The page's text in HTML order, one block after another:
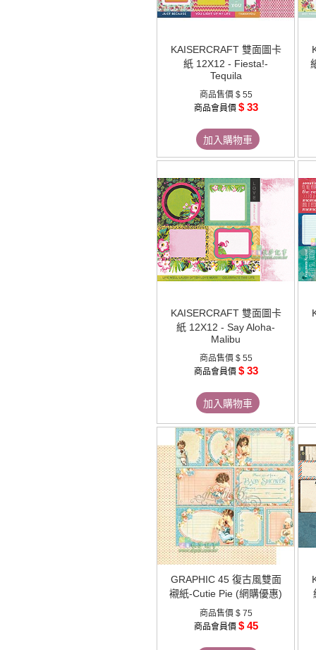
KAISERCRAFT 雙面圖卡
紙 12X12 - Fiesta!-
Tequila
商品售價 $ 55
商品會員價 $ 33
加入購物車
KAISERCRAFT 雙面圖卡
紙 12X12 - Say Aloha-
Malibu
商品售價 $ 55
商品會員價 $ 33
加入購物車
GRAPHIC 45 復古風雙面
襯紙-Cutie Pie (網購優惠)
商品售價 $ 75
商品會員價 $ 45